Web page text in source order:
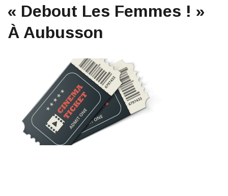
« Debout Les Femmes ! »
À Aubusson